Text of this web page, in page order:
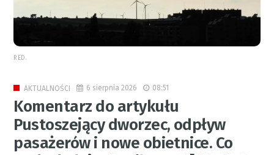
RED.
AKTUALNOŚCI 6 sierpnia 2026 08:51
Komentarz do artykułu
Pustoszejący dworzec, odpływ
pasażerów i nowe obietnice. Co